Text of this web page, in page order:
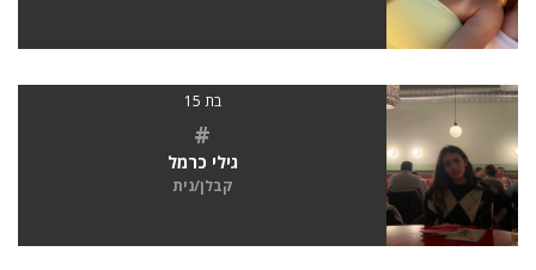
בת 15
#
גילי כרמל
קבלן/נית